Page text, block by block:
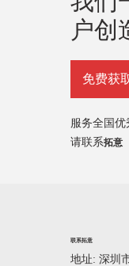
户创
免费获
服务全国优
请联系拓意
联系拓意
地址: 深圳